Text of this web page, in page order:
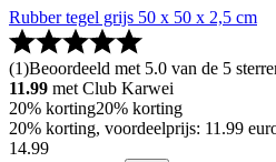
Rubber tegel grijs 50 x 50 x 2,5 cm
(1)Beoordeeld met 5.0 van de 5
11.99 met Club Karwei
20% korting20% korting
20% korting, voordeelprijs: 11.99
14.99